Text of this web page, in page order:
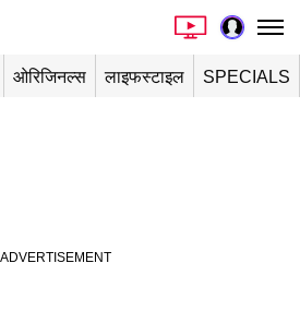
ओरिजिनल्स लाइफस्टाइल SPECIALS